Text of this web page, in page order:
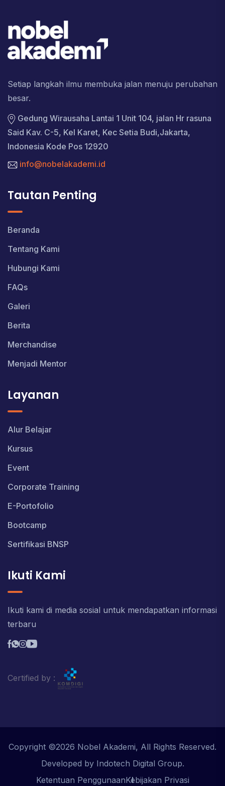
Setiap langkah ilmu membuka jalan menuju perubahan
besar.
Gedung Wirausaha Lantai 1 Unit 104, jalan Hr rasuna
Said Kav. C-5, Kel Karet, Kec Setia Budi,Jakarta,
Indonesia Kode Pos 12920
info@nobelakademi.id
Tautan Penting
Beranda
Tentang Kami
Hubungi Kami
FAQs
Galeri
Berita
Merchandise
Menjadi Mentor
Layanan
Alur Belajar
Kursus
Event
Corporate Training
E-Portofolio
Bootcamp
Sertifikasi BNSP
Ikuti Kami
Ikuti kami di media sosial untuk mendapatkan informasi
terbaru
Certified by :
Copyright ©2026 Nobel Akademi, All Rights Reserved.
Developed by Indotech Digital Group.
Ketentuan PenggunaanKebijakan Privasi